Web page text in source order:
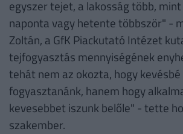
egyszer tejet, a lakosság több,
naponta vagy hetente többször" -
Zoltán, a GfK Piackutató Intézet
tejfogyasztás mennyiségének
tehát nem az okozta, hogy
fogyasztanánk, hanem hogy
kevesebbet iszunk belőle" - tette
szakember.